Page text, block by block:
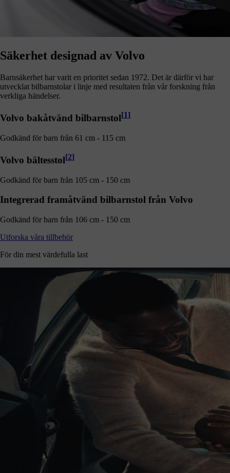
Säkerhet designad av Volvo
Barnsäkerhet har varit en prioritet sedan 1972. Det är därför vi har
utvecklat bilbarnstolar i linje med resultaten från vår forskning från
verkliga händelser.
Volvo bakåtvänd bilbarnstol[1]
Godkänd för barn från 61 cm - 115 cm
Volvo bältesstol[2]
Godkänd för barn från 105 cm - 150 cm
Integrerad framåtvänd bilbarnstol från Volvo
Godkänd för barn från 106 cm - 150 cm
Utforska våra tillbehör
För din mest värdefulla last